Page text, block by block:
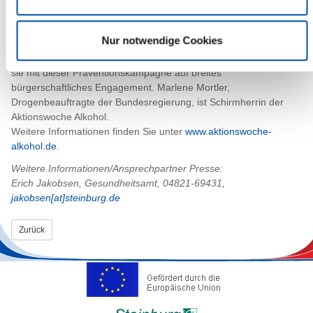
Nur notwendige Cookies
des Kinos.
Organisatorin der Aktionswoche Alkohol ist die Deutsche
Hauptstelle für Suchtfragen (DHS). Bereits zum siebten Mal setzt
sie mit dieser Präventionskampagne auf breites
bürgerschaftliches Engagement. Marlene Mortler,
Drogenbeauftragte der Bundesregierung, ist Schirmherrin der
Aktionswoche Alkohol.
Weitere Informationen finden Sie unter www.aktionswoche-
alkohol.de.
Weitere Informationen/Ansprechpartner Presse:
Erich Jakobsen, Gesundheitsamt, 04821-69431,
jakobsen[at]steinburg.de
Zurück